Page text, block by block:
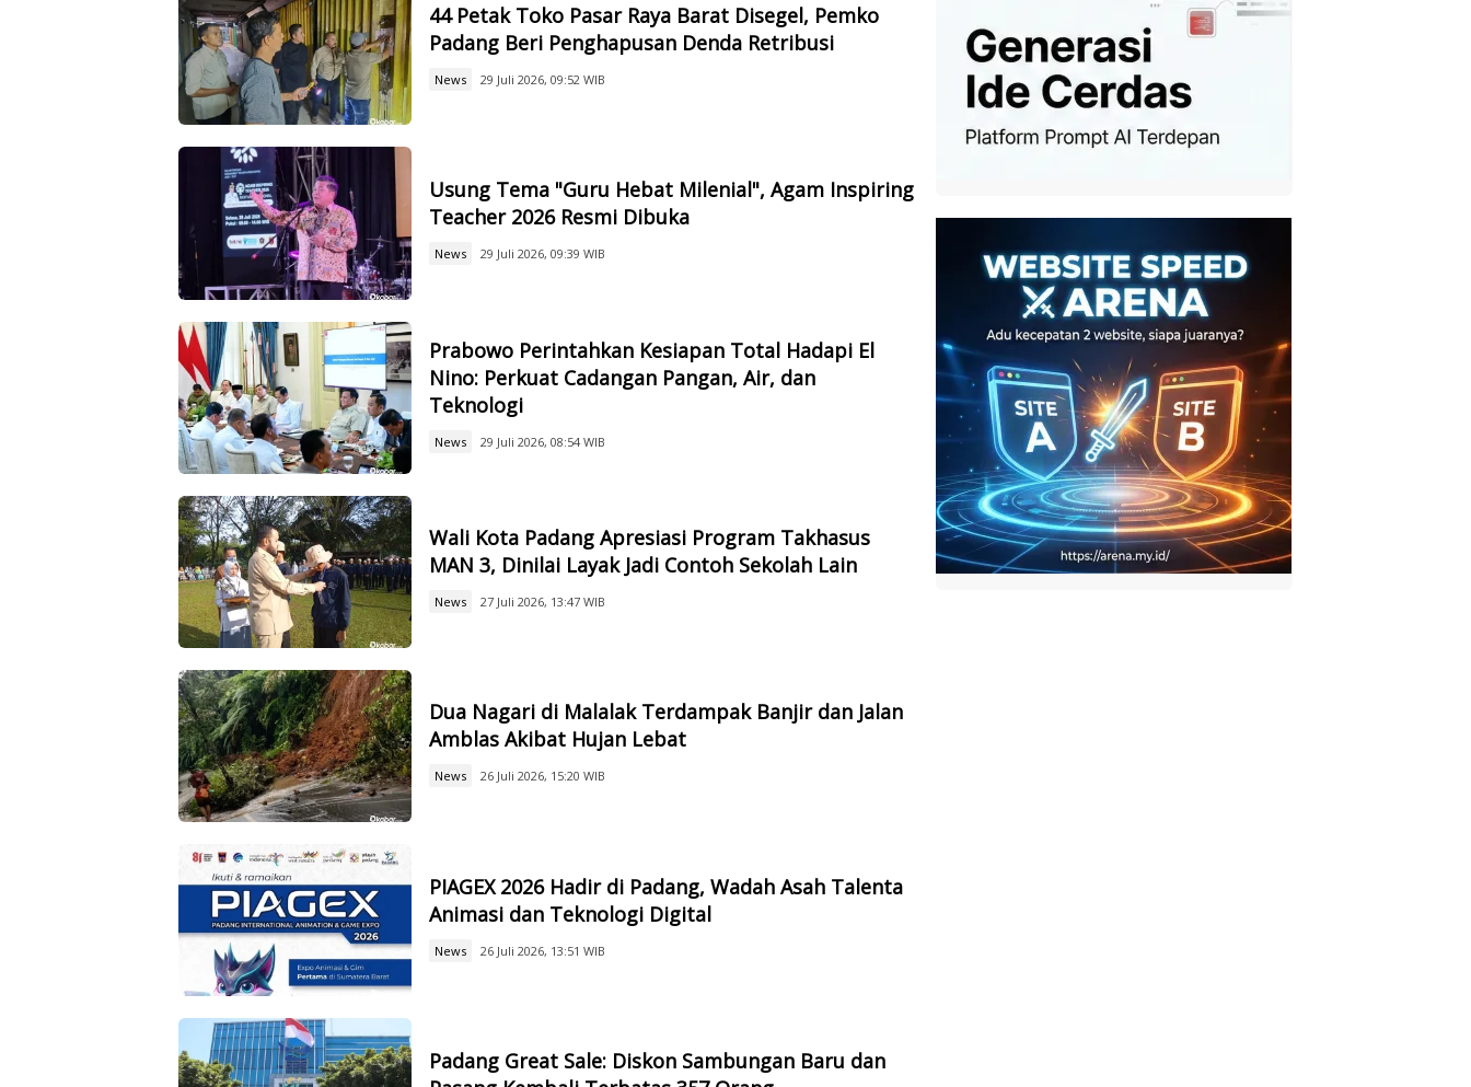
44 Petak Toko Pasar Raya Barat Disegel, Pemko
Padang Beri Penghapusan Denda Retribusi
News 29 Juli 2026, 09:52 WIB
Usung Tema "Guru Hebat Milenial", Agam Inspiring
Teacher 2026 Resmi Dibuka
News 29 Juli 2026, 09:39 WIB
Prabowo Perintahkan Kesiapan Total Hadapi El
Nino: Perkuat Cadangan Pangan, Air, dan
Teknologi
News 29 Juli 2026, 08:54 WIB
Wali Kota Padang Apresiasi Program Takhasus
MAN 3, Dinilai Layak Jadi Contoh Sekolah Lain
News 27 Juli 2026, 13:47 WIB
Dua Nagari di Malalak Terdampak Banjir dan Jalan
Amblas Akibat Hujan Lebat
News 26 Juli 2026, 15:20 WIB
PIAGEX 2026 Hadir di Padang, Wadah Asah Talenta
Animasi dan Teknologi Digital
News 26 Juli 2026, 13:51 WIB
Padang Great Sale: Diskon Sambungan Baru dan